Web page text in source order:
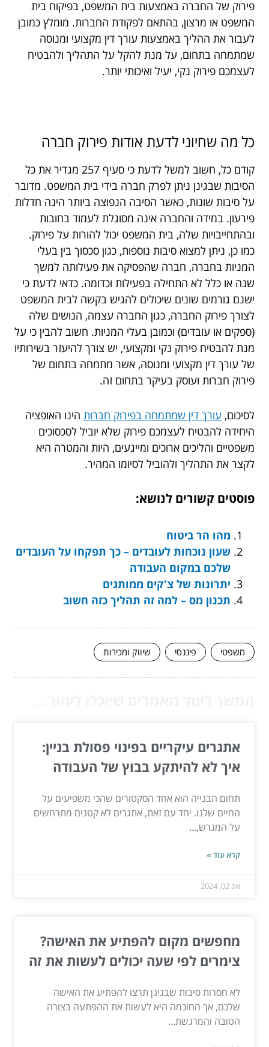
פירוק של החברה באמצעות בית המשפט, בפיקוח בית
המשפט או מרצון, בהתאם לפקודת החברות. מומלץ כמובן
לעבור את ההליך באמצעות עורך דין מקצועי ומנוסה
שמתמחה בתחום, על מנת להקל על התהליך ולהבטיח
לעצמכם פירוק נקי, יעיל ואיכותי יותר.
כל מה שחיוני לדעת אודות פירוק חברה
קודם כל, חשוב למשל לדעת כי סעיף 257 מגדיר את כל
הסיבות שבגינן ניתן לפרק חברה בידי בית המשפט. מדובר
על סיבות שונות, כאשר הסיבה הנפוצה ביותר הינה חדלות
פירעון. במידה והחברה אינה מסוגלת לעמוד בחובות
ובהתחייבויות שלה, בית המשפט יכול להורות על פירוק.
כמו כן, ניתן למצוא סיבות נוספות, כגון סכסוך בין בעלי
המניות בחברה, חברה שהפסיקה את פעילותה למשך
שנה או כלל לא התחילה בפעילות וכדומה. כדאי לדעת כי
ישנם גורמים שונים שיכולים להגיש בקשה לבית המשפט
לצורך פירוק החברה, כגון החברה עצמה, הנושים שלה
(ספקים או עובדים) וכמובן בעלי המניות. חשוב להבין כי על
מנת להבטיח פירוק נקי ומקצועי, יש צורך להיעזר בשירותיו
של עורך דין מקצועי ומנוסה, אשר מתמחה בתחום של
פירוק חברות ועוסק בעיקר בתחום זה.
לסיכום, עורך דין שמתמחה בפירוק חברות הינו האופציה
היחידה להבטיח לעצמכם פירוק שלא יוביל לסכסוכים
משפטיים והליכים ארוכים ומייגעים, היות והמטרה היא
לקצר את התהליך ולהוביל לסיומו המהיר.
פוסטים קשורים לנושא:
מהו הר ביטוח
שעון נוכחות לעובדים – כך תפקחו על העובדים
שלכם במקום העבודה
יתרונות של צ'קים ממותגים
תכנון מס – למה זה תהליך כזה חשוב
משפטי פיננסי שיווק ומכירות
אתגרים עיקריים בפינוי פסולת בניין:
איך לא להיתקע בבוץ של העבודה
תחום הבנייה הוא אחד הסקטורים שהכי משפיעים על
החיים שלנו. יחד עם זאת, אתגרים לא קטנים מתרחשים
על המגרש,...
קרא עוד »
אוג 02, 2024
מחפשים מקום להפתיע את האישה?
צימרים לפי שעה יכולים לעשות את זה
לא חסרות סיבות שבגינן תרצו להפתיע את האישה
שלכם, אך החוכמה היא לעשות את ההפתעה בצורה
הטובה והמרגשת...